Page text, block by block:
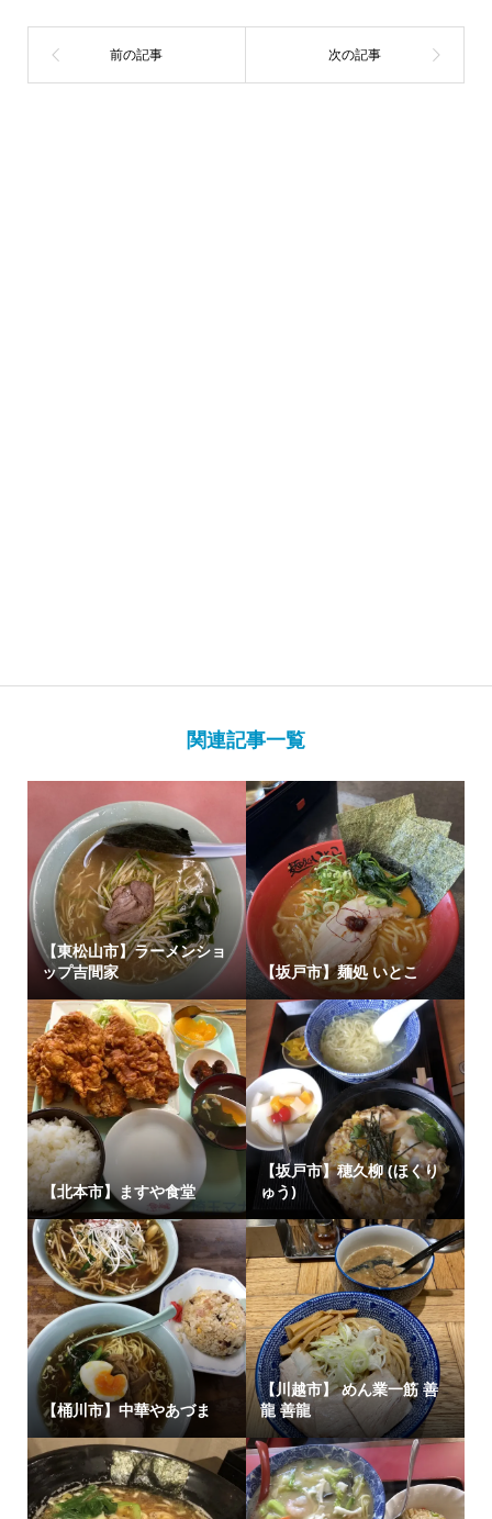
関連記事一覧
【東松山市】ラーメンショ
ップ吉間家
【坂戸市】麺処 いとこ
【北本市】ますや食堂
【坂戸市】穂久柳 (ほくり
ゅう)
【桶川市】中華やあづま
【川越市】 めん業一筋 善
龍 善龍